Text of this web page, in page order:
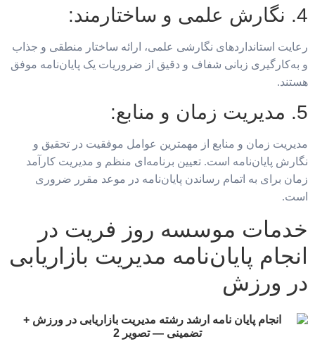
4. نگارش علمی و ساختارمند:
رعایت استانداردهای نگارشی علمی، ارائه ساختار منطقی و جذاب
و به‌کارگیری زبانی شفاف و دقیق از ضروریات یک پایان‌نامه موفق
هستند.
5. مدیریت زمان و منابع:
مدیریت زمان و منابع از مهمترین عوامل موفقیت در تحقیق و
نگارش پایان‌نامه است. تعیین برنامه‌ای منظم و مدیریت کارآمد
زمان برای به اتمام رساندن پایان‌نامه در موعد مقرر ضروری
است.
خدمات موسسه روز فریت در
انجام پایان‌نامه مدیریت بازاریابی
در ورزش